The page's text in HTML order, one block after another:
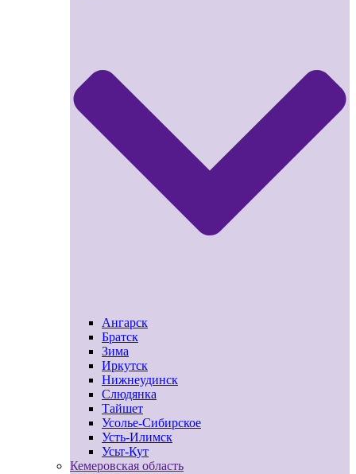
Ангарск
Братск
Зима
Иркутск
Нижнеудинск
Слюдянка
Тайшет
Усолье-Сибирское
Усть-Илимск
Усьт-Кут
Кемеровская область